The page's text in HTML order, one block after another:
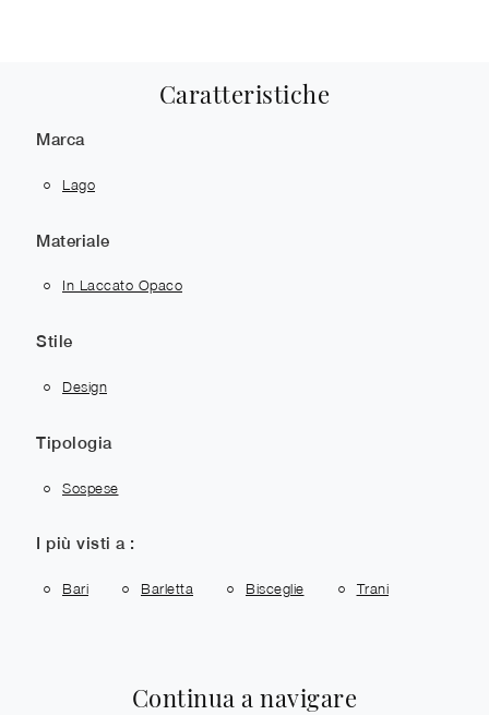
Caratteristiche
Marca
Lago
Materiale
In Laccato Opaco
Stile
Design
Tipologia
Sospese
I più visti a :
Bari Barletta Bisceglie Trani
Continua a navigare